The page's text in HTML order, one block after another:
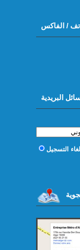
/ الفاكس
البريدية
إلغاء التسجيل